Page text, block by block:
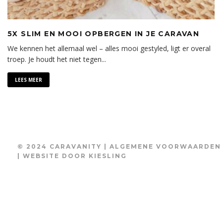
5X SLIM EN MOOI OPBERGEN IN JE CARAVAN
We kennen het allemaal wel – alles mooi gestyled, ligt er overal
troep. Je houdt het niet tegen...
LEES MEER
© 2024 CARAVANITY | ALGEMENE VOORWAARDEN
| WEBSITE DOOR KIESLING